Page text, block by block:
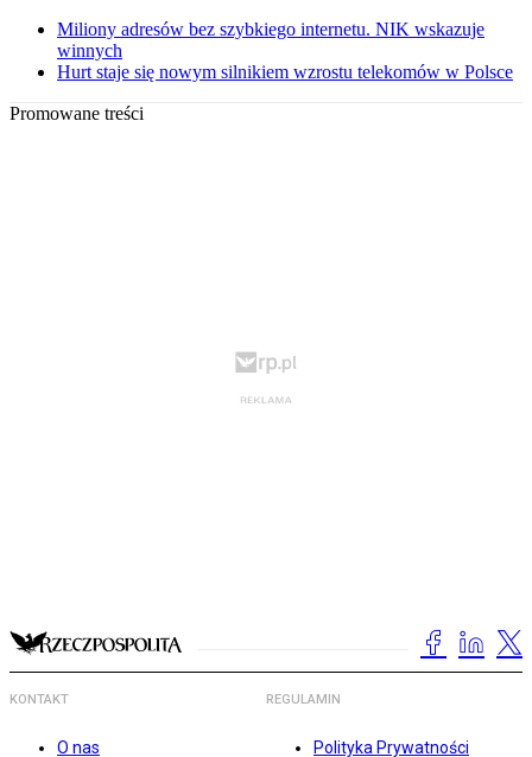
Miliony adresów bez szybkiego internetu. NIK wskazuje
winnych
Hurt staje się nowym silnikiem wzrostu telekomów w Polsce
Promowane treści
KONTAKT
O nas
REGULAMIN
Polityka Prywatności